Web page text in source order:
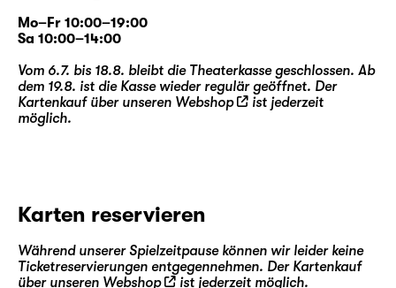
Mo–Fr 10:00–19:00
Sa 10:00–14:00
Vom 6.7. bis 18.8. bleibt die Theaterkasse geschlossen. Ab
dem 19.8. ist die Kasse wieder regulär geöffnet. Der
Kartenkauf über unseren Webshop
ist jederzeit
möglich.
Karten reservieren
Während unserer Spielzeitpause können wir leider keine
Ticketreservierungen entgegennehmen. Der Kartenkauf
über unseren Webshop ist jederzeit möglich.